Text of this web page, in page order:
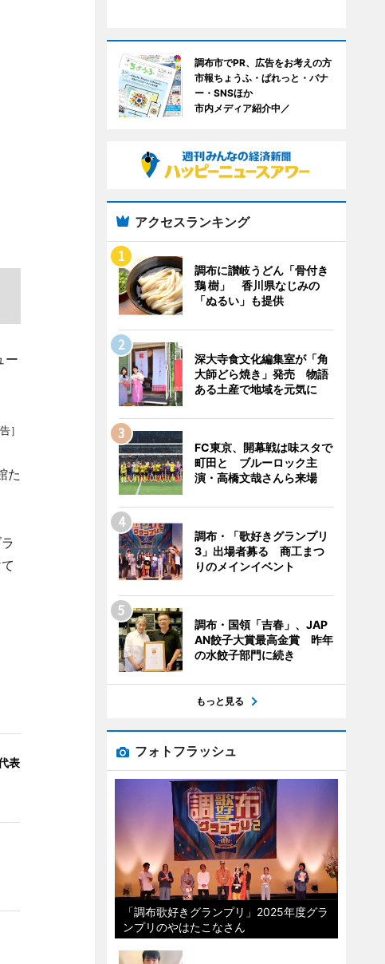
ー
］
た
表
調布市でPR、広告をお考えの方
市報ちょうふ・ぱれっと・バナ
ー・SNSほか
市内メディア紹介中／
アクセスランキング
調布に讃岐うどん「骨付き
鶏 樹」 香川県なじみの
「ぬるい」も提供
深大寺食文化編集室が「角
大師どら焼き」発売 物語
ある土産で地域を元気に
FC東京、開幕戦は味スタで
町田と ブルーロック主
演・高橋文哉さんら来場
調布・「歌好きグランプリ
3」出場者募る 商工まつ
りのメインイベント
調布・国領「吉春」、JAP
AN餃子大賞最高金賞 昨年
の水餃子部門に続き
もっと見る
フォトフラッシュ
「調布歌好きグランプリ」2025年度グラ
ンプリのやはたこなさん